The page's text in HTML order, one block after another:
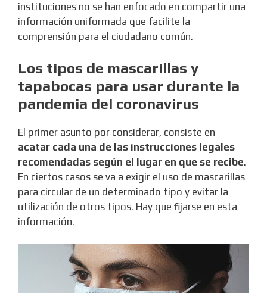
instituciones no se han enfocado en compartir una
información uniformada que facilite la
comprensión para el ciudadano común.
Los tipos de mascarillas y
tapabocas para usar durante la
pandemia del coronavirus
El primer asunto por considerar, consiste en
acatar cada una de las instrucciones legales
recomendadas según el lugar en que se recibe.
En ciertos casos se va a exigir el uso de mascarillas
para circular de un determinado tipo y evitar la
utilización de otros tipos. Hay que fijarse en esta
información.